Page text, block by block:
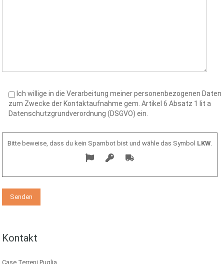
Ich willige in die Verarbeitung meiner personenbezogenen Daten
zum Zwecke der Kontaktaufnahme gem. Artikel 6 Absatz 1 lit a
Datenschutzgrundverordnung (DSGVO) ein.
Bitte beweise, dass du kein Spambot bist und wähle das Symbol LKW
Kontakt
Case Terreni Puglia